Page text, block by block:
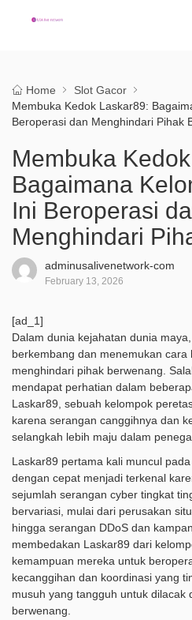
Home
Slot Gacor
Membuka Kedok Laskar89:
Beroperasi dan Menghindari Pihak
Membuka
Bagaimana
Ini Beroperasi
Menghindari
adminusalivenetwork-com
February 13, 2026
[ad_1]
Dalam dunia kejahatan dunia
berkembang dan menemukan
menghindari pihak berwenang.
mendapat perhatian dalam
Laskar89, sebuah kelompok
karena serangan canggihnya dan
selangkah lebih maju dalam
Laskar89 pertama kali muncul
dengan cepat menjadi terkenal
sejumlah serangan cyber tingkat
bervariasi, mulai dari perusakan
hingga serangan DDoS dan
membedakan Laskar89 dari
kemampuan mereka untuk
kecanggihan dan koordinasi yang
musuh yang tangguh untuk dilacak
berwenang.